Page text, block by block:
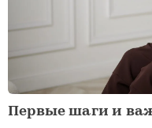
Первые шаги и